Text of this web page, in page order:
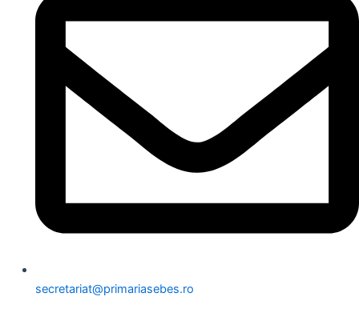
secretariat@primariasebes.ro